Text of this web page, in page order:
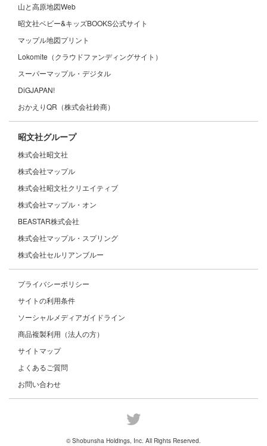
山と高原地図Web
昭文社ベビー&キッズBOOKS公式サイト
マップル地図プリント
Lokomite（クラウドファンディングサイト）
スーパーマップル・デジタル
DiGJAPAN!
おかえりQR（株式会社鈴商）
昭文社グループ
株式会社昭文社
株式会社マップル
株式会社昭文社クリエイティブ
株式会社マップル・オン
BEASTAR株式会社
株式会社マップル・スプリング
株式会社セルリアンブルー
プライバシーポリシー
サイトの利用条件
ソーシャルメディアガイドライン
商品複製利用（法人の方）
サイトマップ
よくあるご質問
お問い合わせ
© Shobunsha Holdings, Inc. All Rights Reserved.